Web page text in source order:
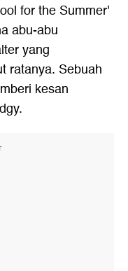
for the Summer'
abu-abu
yang
ratanya. Sebuah
kesan